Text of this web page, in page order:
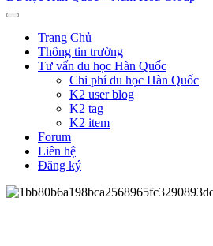
Trang Chủ
Thông tin trường
Tư vấn du học Hàn Quốc
Chi phí du học Hàn Quốc
K2 user blog
K2 tag
K2 item
Forum
Liên hệ
Đăng ký